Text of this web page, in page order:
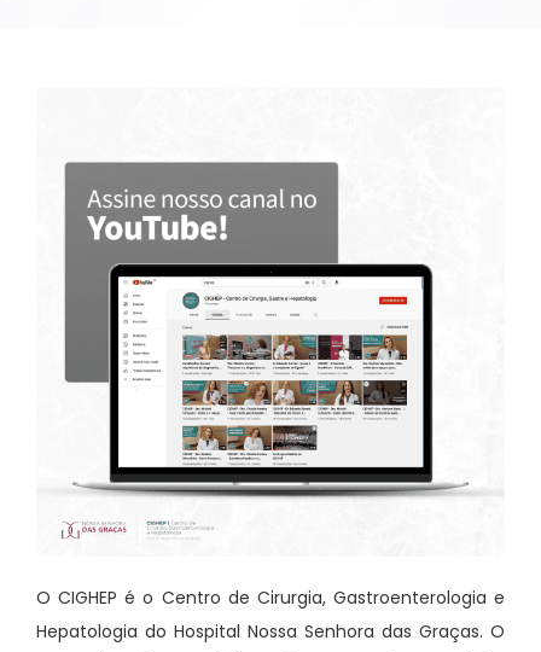
O CIGHEP é o Centro de Cirurgia, Gastroenterologia e
Hepatologia do Hospital Nossa Senhora das Graças. O